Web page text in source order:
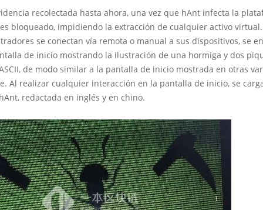
recolectada hasta ahora, una vez que hAnt infecta la
bloqueado, impidiendo la extracción de cualquier activo
se conectan vía remota o manual a sus dispositivos, se
de inicio mostrando la ilustración de una hormiga y dos
de modo similar a la pantalla de inicio mostrada en otras
Al realizar cualquier interacción en la pantalla de inicio, se
redactada en inglés y en chino.